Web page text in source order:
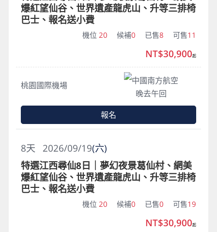
爆紅望仙谷、世界遺產龍虎山、升等三排椅
巴士、報名送小費
機位 20 候補0 已售8 可售11
桃園國際機場
中國南方航空
晚去午回
NT$30,900起
報名
2026/09/19(六)
8天
特選江西尋仙8日｜夢幻夜景葛仙村、網美
爆紅望仙谷、世界遺產龍虎山、升等三排椅
巴士、報名送小費
機位 20 候補0 已售0 可售19
NT$30,900起